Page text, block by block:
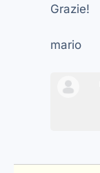
Grazie!
mario